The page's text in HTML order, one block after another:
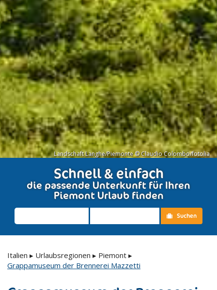
Landschaft Langhe/Piemonte © Claudio Colombo/fotolia
Schnell & einfach
die passende Unterkunft für Ihren
Piemont Urlaub finden
Suchen
Italien ▸ Urlaubsregionen ▸ Piemont ▸
Grappamuseum der Brennerei Mazzetti